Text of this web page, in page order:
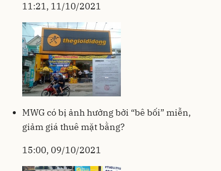
11:21, 11/10/2021
MWG có bị ảnh hưởng bởi “bê bối” miễn,
giảm giá thuê mặt bằng?
15:00, 09/10/2021